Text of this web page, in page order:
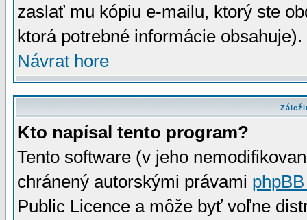
zaslať mu kópiu e-mailu, ktorý ste
ktorá potrebné informácie
Návrat hore
Kto napísal tento program?
Tento software (v jeho
chránený autorskými právami
Public Licence a môže byť voľne